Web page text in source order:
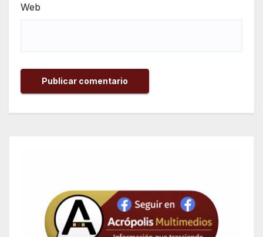
Web